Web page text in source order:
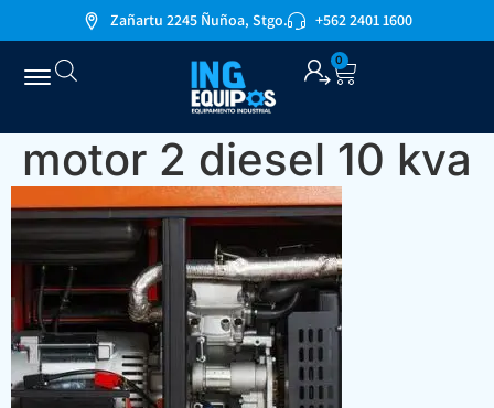
Zañartu 2245 Ñuñoa, Stgo. +562 2401 1600
0
motor 2 diesel 10 kva